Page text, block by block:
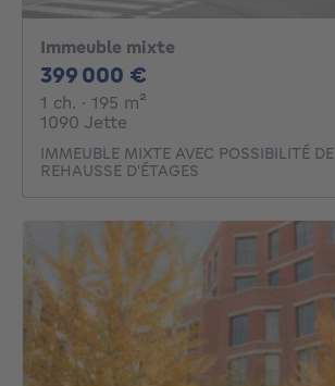
Immeuble mixte
399 000 €
1 ch. 1 chambre
· 195 m²
1090 Jette
IMMEUBLE MIXTE AVEC POSSIBILITÉ DE
REHAUSSE D'ÉTAGES